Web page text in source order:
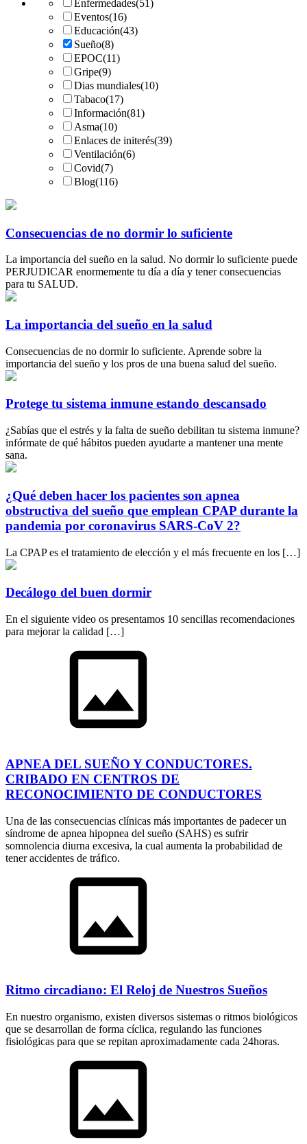
Enfermedades(51)
Eventos(16)
Educación(43)
Sueño(8)
EPOC(11)
Gripe(9)
Dias mundiales(10)
Tabaco(17)
Información(81)
Asma(10)
Enlaces de initerés(39)
Ventilación(6)
Covid(7)
Blog(116)
Consecuencias de no dormir lo suficiente
La importancia del sueño en la salud. No dormir lo suficiente puede
PERJUDICAR enormemente tu día a día y tener consecuencias
para tu SALUD.
La importancia del sueño en la salud
Consecuencias de no dormir lo suficiente. Aprende sobre la
importancia del sueño y los pros de una buena salud del sueño.
Protege tu sistema inmune estando descansado
¿Sabías que el estrés y la falta de sueño debilitan tu sistema inmune?
infórmate de qué hábitos pueden ayudarte a mantener una mente
sana.
¿Qué deben hacer los pacientes son apnea
obstructiva del sueño que emplean CPAP durante la
pandemia por coronavirus SARS-CoV 2?
La CPAP es el tratamiento de elección y el más frecuente en los […]
Decálogo del buen dormir
En el siguiente video os presentamos 10 sencillas recomendaciones
para mejorar la calidad […]
APNEA DEL SUEÑO Y CONDUCTORES.
CRIBADO EN CENTROS DE
RECONOCIMIENTO DE CONDUCTORES
Una de las consecuencias clínicas más importantes de padecer un
síndrome de apnea hipopnea del sueño (SAHS) es sufrir
somnolencia diurna excesiva, la cual aumenta la probabilidad de
tener accidentes de tráfico.
Ritmo circadiano: El Reloj de Nuestros Sueños
En nuestro organismo, existen diversos sistemas o ritmos biológicos
que se desarrollan de forma cíclica, regulando las funciones
fisiológicas para que se repitan aproximadamente cada 24horas.